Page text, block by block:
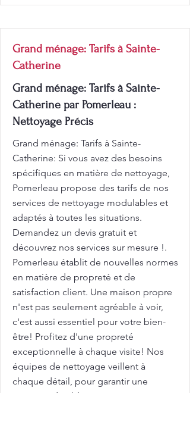
Grand ménage: Tarifs à Sainte-
Catherine
Grand ménage: Tarifs à Sainte-
Catherine par Pomerleau :
Nettoyage Précis
Grand ménage: Tarifs à Sainte-
Catherine: Si vous avez des besoins
spécifiques en matière de nettoyage,
Pomerleau propose des tarifs de nos
services de nettoyage modulables et
adaptés à toutes les situations.
Demandez un devis gratuit et
découvrez nos services sur mesure !.
Pomerleau établit de nouvelles normes
en matière de propreté et de
satisfaction client. Une maison propre
n'est pas seulement agréable à voir,
c'est aussi essentiel pour votre bien-
être! Profitez d'une propreté
exceptionnelle à chaque visite! Nos
équipes de nettoyage veillent à
chaque détail, pour garantir une
propreté durable et un environnement